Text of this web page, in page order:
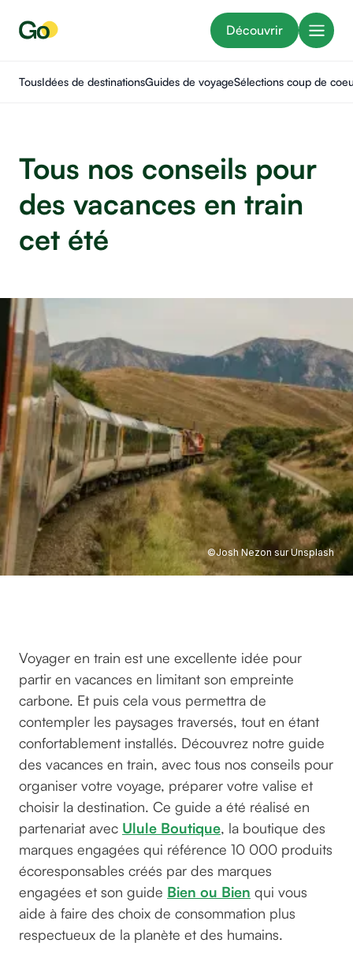
Découvrir
TousIdées de destinationsGuides de voyageSélections coup de
Tous nos conseils pour
des vacances en train
cet été
©Josh Nezon sur Unsplash
Voyager en train est une excellente idée pour
partir en vacances en limitant son empreinte
carbone. Et puis cela vous permettra de
contempler les paysages traversés, tout en étant
confortablement installés. Découvrez notre guide
des vacances en train, avec tous nos conseils pour
organiser votre voyage, préparer votre valise et
choisir la destination. Ce guide a été réalisé en
partenariat avec Ulule Boutique, la boutique des
marques engagées qui référence 10 000 produits
écoresponsables créés par des marques
engagées et son guide Bien ou Bien qui vous
aide à faire des choix de consommation plus
respectueux de la planète et des humains.